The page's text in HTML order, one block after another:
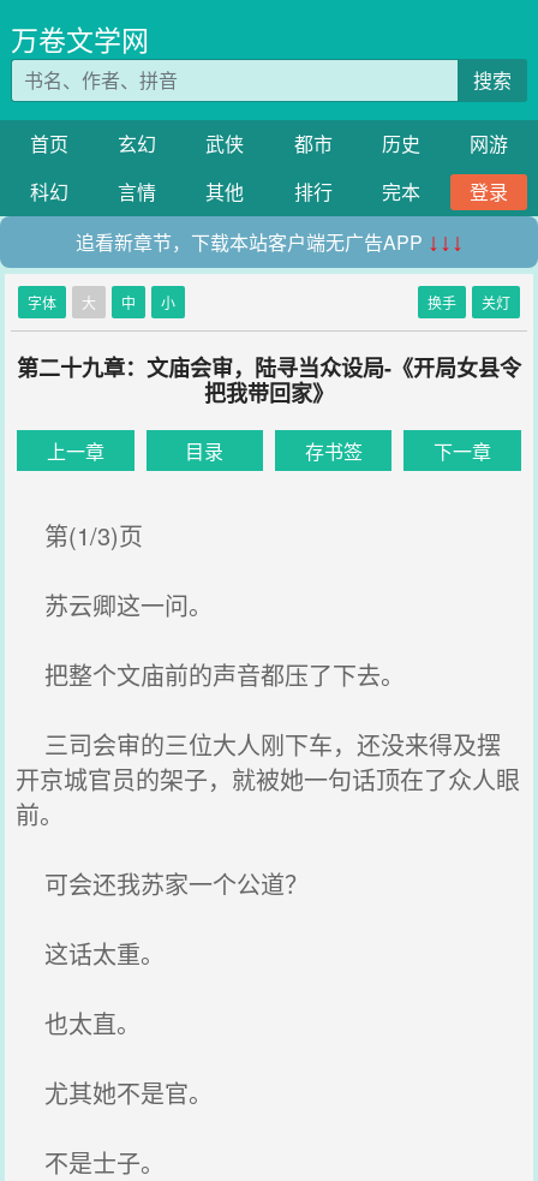
万卷文学网
搜索
首页 玄幻 武侠 都市 历史
网游
科幻
言情 其他 排行 完本
登录
追看新章节，下载本站客户端无广告APP ↓↓↓
字体 大 中 小 换手 关灯
第二十九章：文庙会审，陆寻当众设局-《开局女县令
把我带回家》
上一章 目录 存书签 下一章
第(1/3)页
苏云卿这一问。
把整个文庙前的声音都压了下去。
三司会审的三位大人刚下车，还没来得及摆
开京城官员的架子，就被她一句话顶在了众人眼
前。
可会还我苏家一个公道？
这话太重。
也太直。
尤其她不是官。
不是士子。